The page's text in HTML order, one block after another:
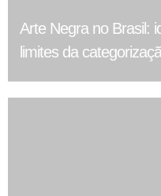
Arte Negra no Brasil:
limites da